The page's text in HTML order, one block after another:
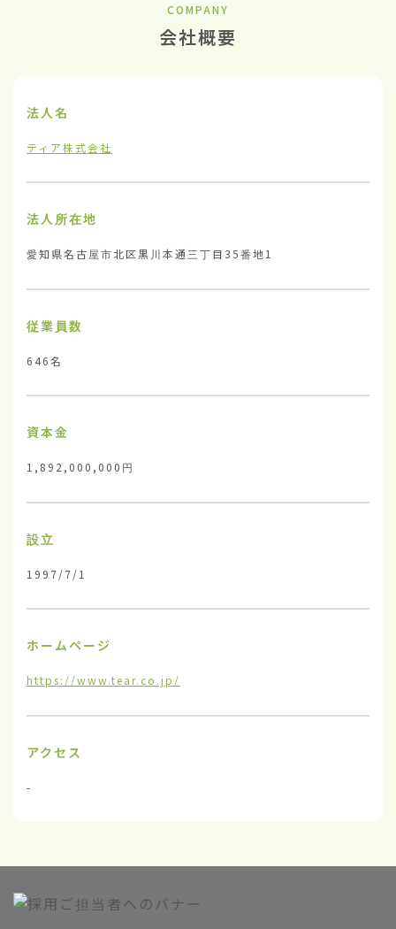
COMPANY
会社概要
法人名
ティア株式会社
法人所在地
愛知県名古屋市北区黒川本通三丁目35番地1
従業員数
646名
資本金
1,892,000,000円
設立
1997/7/1
ホームページ
https://www.tear.co.jp/
アクセス
-